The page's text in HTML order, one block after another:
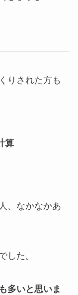
りされた方も
算
、なかなかあ
した。
多いと思いま